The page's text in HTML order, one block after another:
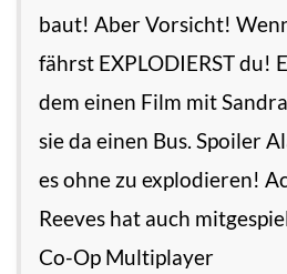
baut! Aber Vorsicht!
fährst EXPLODIERST du!
dem einen Film mit
sie da einen Bus. Spoiler
es ohne zu explodieren!
Reeves hat auch
Co-Op Multiplayer